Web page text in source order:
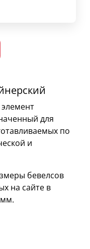
для
по
и
бевелсов
на сайте в
мм.